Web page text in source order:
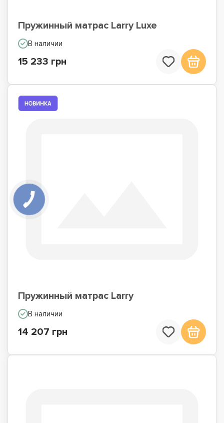
Пружинный матрас Larry Luxe
В наличии
15 233 грн
Пружинный матрас Larry
В наличии
14 207 грн